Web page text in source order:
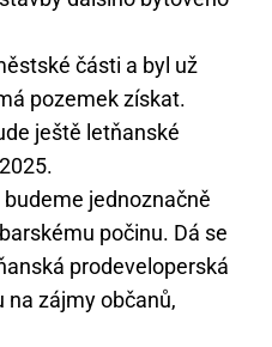
části a byl už
pozemek získat.
ještě letňanské
jednoznačně
počinu. Dá se
prodeveloperská
na zájmy občanů,